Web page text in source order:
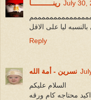
رينـــــــــــا July 30,
ليا على الاقل
Reply
نسرين - أمة الله
السلام عليكم
اكيد محتاجه كام ورقه